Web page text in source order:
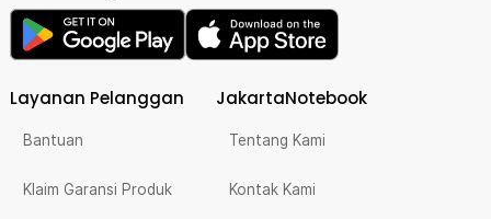
Layanan Pelanggan
Bantuan
Klaim Garansi Produk
JakartaNotebook
Tentang Kami
Kontak Kami